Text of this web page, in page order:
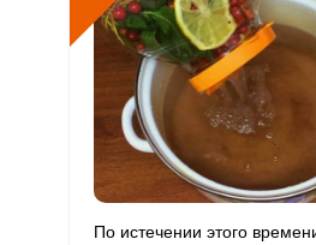
Молибден 112.3 мкг 70 мкг
По истечении этого